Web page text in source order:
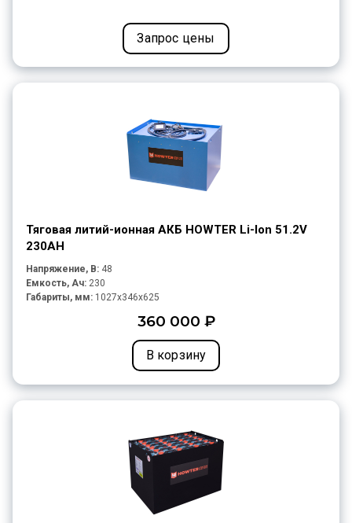
Запрос цены
Тяговая литий-ионная АКБ HOWTER Li-Ion 51.2V
230AH
Напряжение, В: 48
Емкость, Ач: 230
Габариты, мм: 1027x346x625
360 000 ₽
В корзину